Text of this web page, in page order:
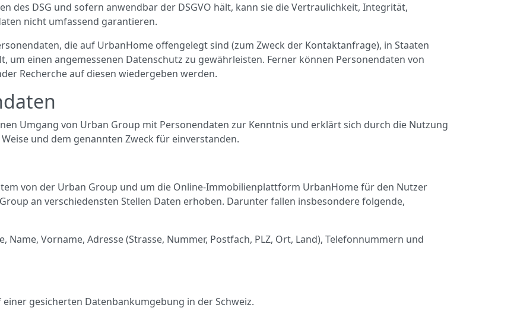
des DSG und sofern anwendbar der DSGVO hält, kann sie die Vertraulichkeit, Integrität,
nicht umfassend garantieren.
die auf UrbanHome offengelegt sind (zum Zweck der Kontaktanfrage), in Staaten
um einen angemessenen Datenschutz zu gewährleisten. Ferner können Personendaten von
Recherche auf diesen wiedergeben werden.
Umgang von Urban Group mit Personendaten zur Kenntnis und erklärt sich durch die Nutzung
und dem genannten Zweck für einverstanden.
von der Urban Group und um die Online-Immobilienplattform UrbanHome für den Nutzer
an verschiedensten Stellen Daten erhoben. Darunter fallen insbesondere folgende,
Name, Vorname, Adresse (Strasse, Nummer, Postfach, PLZ, Ort, Land), Telefonnummern und
gesicherten Datenbankumgebung in der Schweiz.